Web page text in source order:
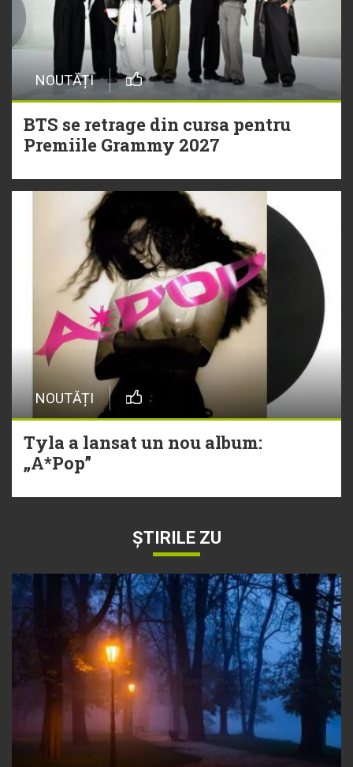
NOUTĂȚI
BTS se retrage din cursa pentru
Premiile Grammy 2027
NOUTĂȚI
Tyla a lansat un nou album:
„A*Pop”
ȘTIRILE ZU